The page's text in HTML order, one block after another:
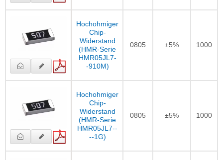
Hochohmiger
Chip-
Widerstand
(HMR-Serie
HMR05JL7-
-910M)
0805 ±5% 1000
Hochohmiger
Chip-
Widerstand
(HMR-Serie
HMR05JL7--
--1G)
0805 ±5% 1000